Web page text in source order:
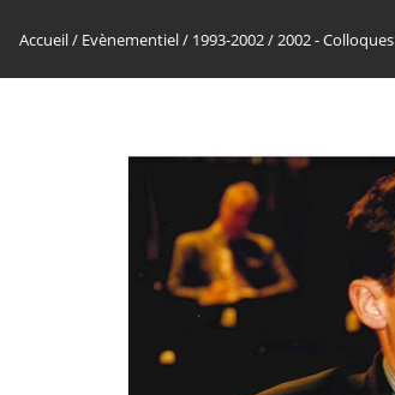
Accueil/ Evènementiel/ 1993-2002/2002 - Colloques